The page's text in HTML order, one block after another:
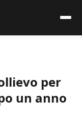
per
un anno